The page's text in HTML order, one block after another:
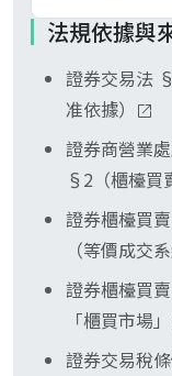
「OTC 市場」
既有現象。
集中電子撮合
2020/3/23 起）
鐘
制相近。仍採
TPEx 旗下的
《證券交易法
價證券須經主
《證券商營業
法 §2 明文：「
方式買賣，而
簡稱櫃檯買賣
法規依據與
證券交易法
准依據）
證券商營業
§2（櫃檯買
證券櫃檯買
（等價成交
證券櫃檯買
「櫃買市場」
證券交易稅